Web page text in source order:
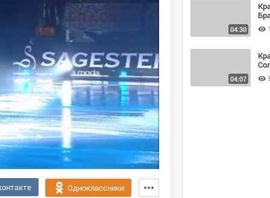
Одноклассники
04:30
04:07